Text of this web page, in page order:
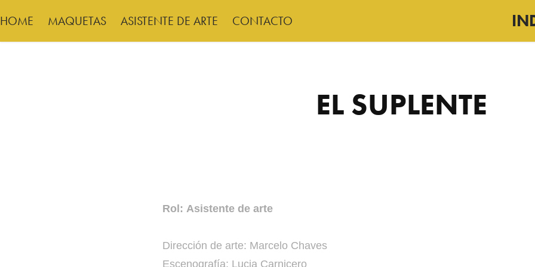
HOME MAQUETAS ASISTENTE DE ARTE CONTACTO
EL SUPLENTE
Rol: Asistente de arte
Dirección de arte: Marcelo Chaves
Escenografía: Lucia Carnicero